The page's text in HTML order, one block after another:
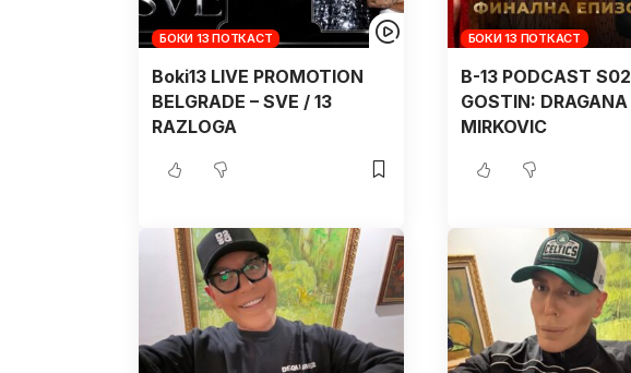
БОКИ 13 ПОТКАСТ
Boki13 LIVE PROMOTION
BELGRADE – SVE / 13
RAZLOGA
БОКИ 13 ПОТКАСТ
B-13 PODCAST
GOSTIN: DRAGANA
MIRKOVIC